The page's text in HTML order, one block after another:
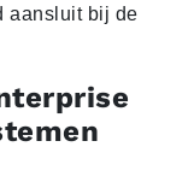
aansluit bij de